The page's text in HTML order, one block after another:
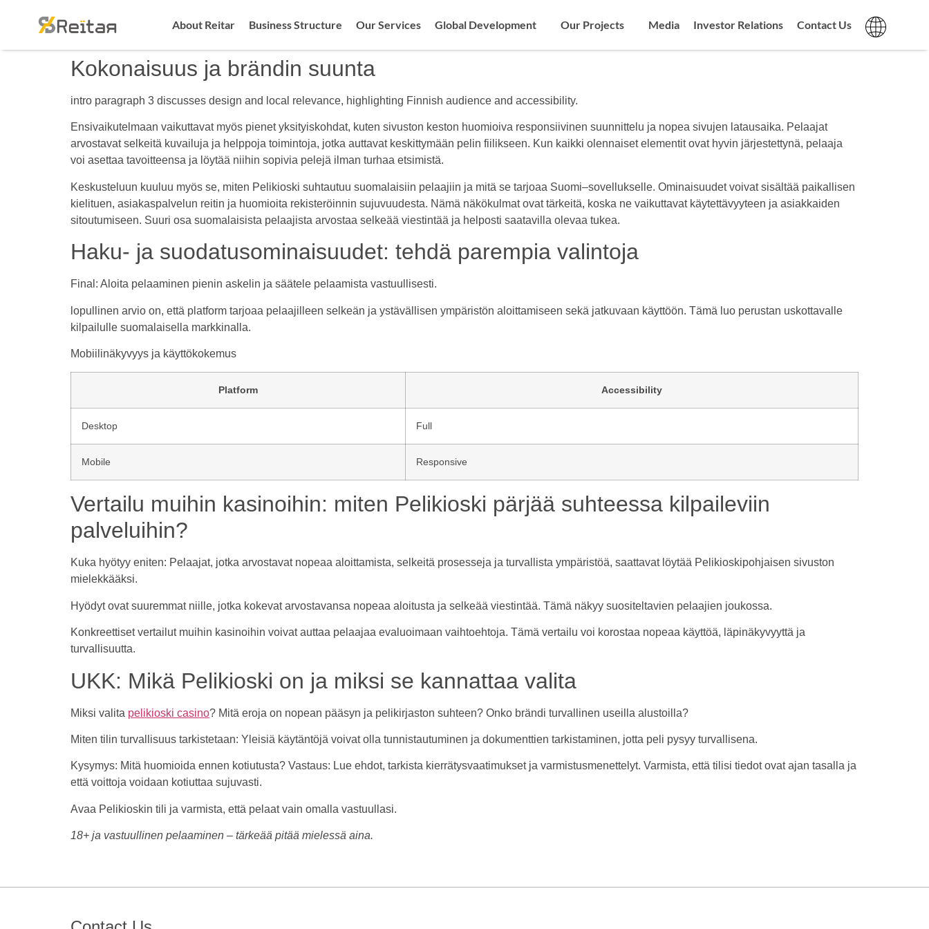
About Reitar Business Structure Our Services Global Development Our Projects Media Investor Relations Contact Us
Kokonaisuus ja brändin suunta
intro paragraph 3 discusses design and local relevance, highlighting Finnish audience and accessibility.
Ensivaikutelmaan vaikuttavat myös pienet yksityiskohdat, kuten sivuston keston huomioiva responsiivinen suunnittelu ja nopea sivujen latausaika. Pelaajat
arvostavat selkeitä kuvailuja ja helppoja toimintoja, jotka auttavat keskittymään pelin fiilikseen. Kun kaikki olennaiset elementit ovat hyvin järjestettynä, pelaaja
voi asettaa tavoitteensa ja löytää niihin sopivia pelejä ilman turhaa etsimistä.
Keskusteluun kuuluu myös se, miten Pelikioski suhtautuu suomalaisiin pelaajiin ja mitä se tarjoaa Suomi–sovellukselle. Ominaisuudet voivat sisältää paikallisen
kielituen, asiakaspalvelun reitin ja huomioita rekisteröinnin sujuvuudesta. Nämä näkökulmat ovat tärkeitä, koska ne vaikuttavat käytettävyyteen ja asiakkaiden
sitoutumiseen. Suuri osa suomalaisista pelaajista arvostaa selkeää viestintää ja helposti saatavilla olevaa tukea.
Haku- ja suodatusominaisuudet: tehdä parempia valintoja
Final: Aloita pelaaminen pienin askelin ja säätele pelaamista vastuullisesti.
lopullinen arvio on, että platform tarjoaa pelaajilleen selkeän ja ystävällisen ympäristön aloittamiseen sekä jatkuvaan käyttöön. Tämä luo perustan uskottavalle
kilpailulle suomalaisella markkinalla.
Mobiilinäkyvyys ja käyttökokemus
Platform Accessibility
Desktop Full
Mobile Responsive
Vertailu muihin kasinoihin: miten Pelikioski pärjää suhteessa kilpaileviin
palveluihin?
Kuka hyötyy eniten: Pelaajat, jotka arvostavat nopeaa aloittamista, selkeitä prosesseja ja turvallista ympäristöä, saattavat löytää Pelikioskipohjaisen sivuston
mielekkääksi.
Hyödyt ovat suuremmat niille, jotka kokevat arvostavansa nopeaa aloitusta ja selkeää viestintää. Tämä näkyy suositeltavien pelaajien joukossa.
Konkreettiset vertailut muihin kasinoihin voivat auttaa pelaajaa evaluoimaan vaihtoehtoja. Tämä vertailu voi korostaa nopeaa käyttöä, läpinäkyvyyttä ja
turvallisuutta.
UKK: Mikä Pelikioski on ja miksi se kannattaa valita
Miksi valita pelikioski casino? Mitä eroja on nopean pääsyn ja pelikirjaston suhteen? Onko brändi turvallinen useilla alustoilla?
Miten tilin turvallisuus tarkistetaan: Yleisiä käytäntöjä voivat olla tunnistautuminen ja dokumenttien tarkistaminen, jotta peli pysyy turvallisena.
Kysymys: Mitä huomioida ennen kotiutusta? Vastaus: Lue ehdot, tarkista kierrätysvaatimukset ja varmistusmenettelyt. Varmista, että tilisi tiedot ovat ajan tasalla ja
että voittoja voidaan kotiuttaa sujuvasti.
Avaa Pelikioskin tili ja varmista, että pelaat vain omalla vastuullasi.
18+ ja vastuullinen pelaaminen – tärkeää pitää mielessä aina.